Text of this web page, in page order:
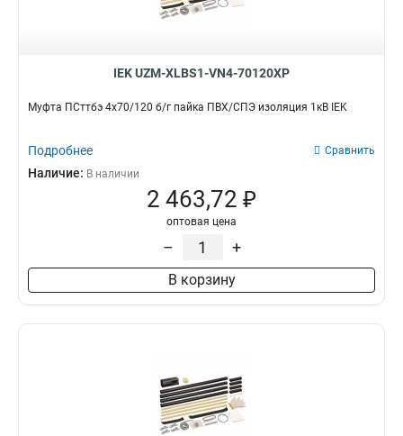
IEK UZM-XLBS1-VN4-70120XP
Муфта ПСттбэ 4х70/120 б/г пайка ПВХ/СПЭ изоляция 1кВ IEK
Подробнее Сравнить
Наличие: В наличии
2 463,72 ₽
оптовая цена
– +
В корзину